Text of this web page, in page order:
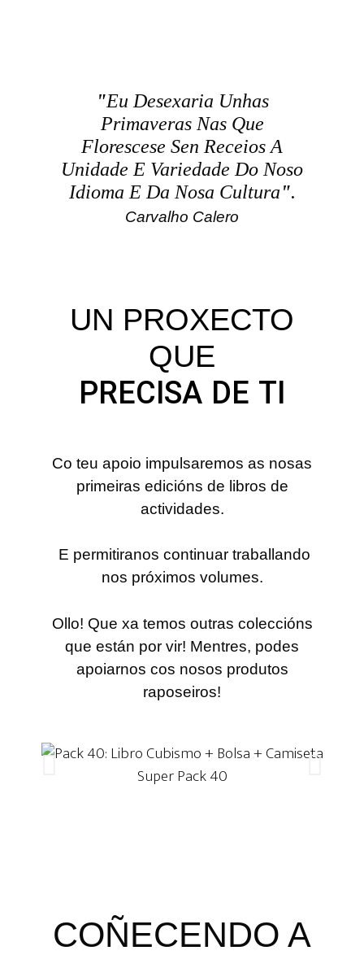
"Eu Desexaria Unhas
Primaveras Nas Que
Florescese Sen Receios A
Unidade E Variedade Do Noso
Idioma E Da Nosa Cultura".
Carvalho Calero
UN PROXECTO
QUE
PRECISA DE TI
Co teu apoio impulsaremos as nosas
primeiras edicións de libros de
actividades.
E permitiranos continuar traballando
nos próximos volumes.
Ollo! Que xa temos outras coleccións
que están por vir! Mentres, podes
apoiarnos cos nosos produtos
raposeiros!
Super Pack 40
COÑECENDO A